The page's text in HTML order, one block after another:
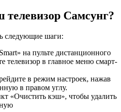
телевизор Самсунг?
следующие шаги:
на пульте дистанционного
телевизор в главное меню смарт-
в режим настроек, нажав
в правом углу.
«Очистить кэш», чтобы удалить